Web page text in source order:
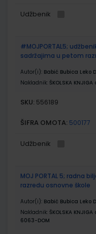
Udžbenik
#MOJPORTAL5;
sadržajima u petom
Autor(i): Babić Bubica
Nakladnik: ŠKOLSKA KNJIGA
SKU: 556189
ŠIFRA OMOTA: 500177
Udžbenik
MOJ PORTAL 5; radna
razredu osnovne škole
Autor(i): Babić Bubica
Nakladnik: ŠKOLSKA KNJIGA
6063-DOM